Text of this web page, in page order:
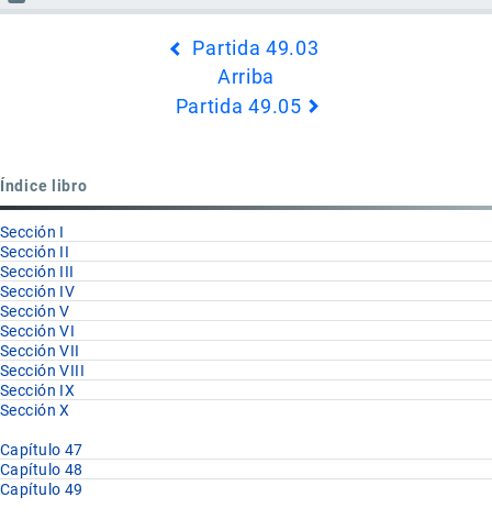
Partida 49.03
Arriba
Partida 49.05
Índice libro
Sección I
Sección II
Sección III
Sección IV
Sección V
Sección VI
Sección VII
Sección VIII
Sección IX
Sección X
Capítulo 47
Capítulo 48
Capítulo 49